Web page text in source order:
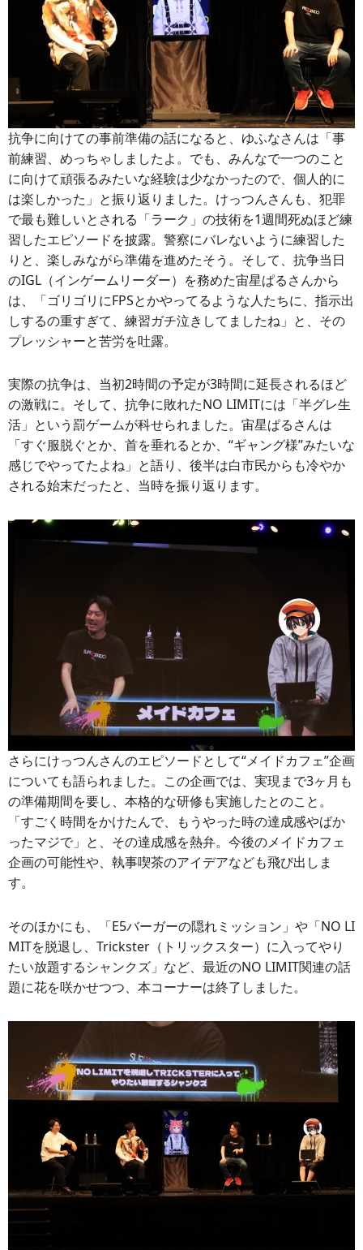
抗争に向けての事前準備の話になると、ゆふなさんは「事
前練習、めっちゃしましたよ。でも、みんなで一つのこと
に向けて頑張るみたいな経験は少なかったので、個人的に
は楽しかった」と振り返りました。けっつんさんも、犯罪
で最も難しいとされる「ラーク」の技術を1週間死ぬほど練
習したエピソードを披露。警察にバレないように練習した
りと、楽しみながら準備を進めたそう。そして、抗争当日
のIGL（インゲームリーダー）を務めた宙星ぱるさんから
は、「ゴリゴリにFPSとかやってるような人たちに、指示出
しするの重すぎて、練習ガチ泣きしてましたね」と、その
プレッシャーと苦労を吐露。
実際の抗争は、当初2時間の予定が3時間に延長されるほど
の激戦に。そして、抗争に敗れたNO LIMITには「半グレ生
活」という罰ゲームが科せられました。宙星ぱるさんは
「すぐ服脱ぐとか、首を垂れるとか、“ギャング様”みたいな
感じでやってたよね」と語り、後半は白市民からも冷やか
される始末だったと、当時を振り返ります。
さらにけっつんさんのエピソードとして“メイドカフェ”企画
についても語られました。この企画では、実現まで3ヶ月も
の準備期間を要し、本格的な研修も実施したとのこと。
「すごく時間をかけたんで、もうやった時の達成感やばか
ったマジで」と、その達成感を熱弁。今後のメイドカフェ
企画の可能性や、執事喫茶のアイデアなども飛び出しま
す。
そのほかにも、「E5バーガーの隠れミッション」や「NO LI
MITを脱退し、Trickster（トリックスター）に入ってやり
たい放題するシャンクズ」など、最近のNO LIMIT関連の話
題に花を咲かせつつ、本コーナーは終了しました。